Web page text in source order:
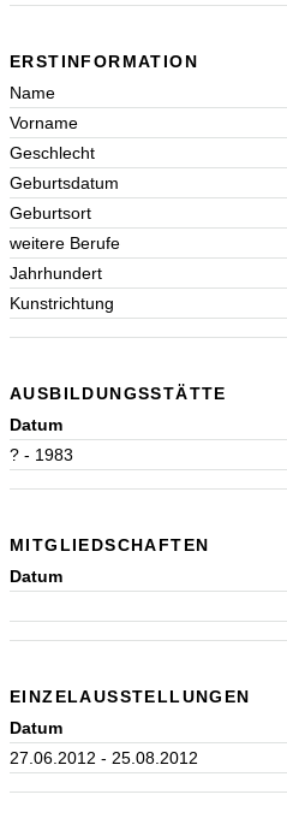
ERSTINFORMATION
Name
Vorname
Geschlecht
Geburtsdatum
Geburtsort
weitere Berufe
Jahrhundert
Kunstrichtung
AUSBILDUNGSSTÄTTE
Datum
? - 1983
MITGLIEDSCHAFTEN
Datum
EINZELAUSSTELLUNGEN
Datum
27.06.2012 - 25.08.2012